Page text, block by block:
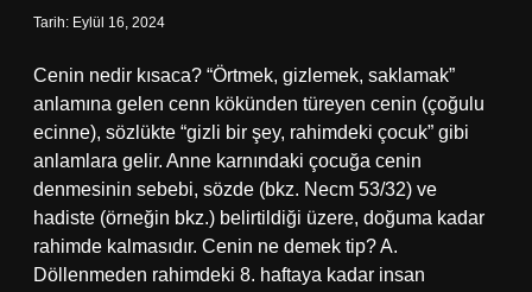
Tarih: Eylül 16, 2024
Cenin nedir kısaca? “Örtmek, gizlemek, saklamak”
anlamına gelen cenn kökünden türeyen cenin (çoğulu
ecinne), sözlükte “gizli bir şey, rahimdeki çocuk” gibi
anlamlara gelir. Anne karnındaki çocuğa cenin
denmesinin sebebi, sözde (bkz. Necm 53/32) ve
hadiste (örneğin bkz.) belirtildiği üzere, doğuma kadar
rahimde kalmasıdır. Cenin ne demek tip? A.
Döllenmeden rahimdeki 8. haftaya kadar insan